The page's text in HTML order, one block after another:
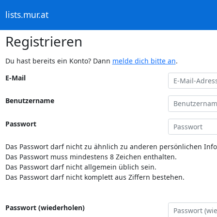
lists.mur.at
Registrieren
Du hast bereits ein Konto? Dann melde dich bitte an.
E-Mail
Benutzername
Passwort
Das Passwort darf nicht zu ähnlich zu anderen persönlichen
Das Passwort muss mindestens 8 Zeichen enthalten.
Das Passwort darf nicht allgemein üblich sein.
Das Passwort darf nicht komplett aus Ziffern bestehen.
Passwort (wiederholen)